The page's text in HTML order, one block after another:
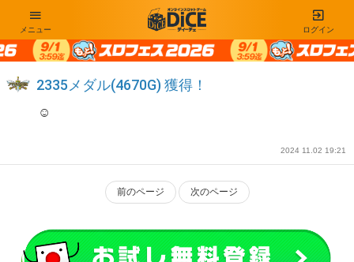
ログイン
メニュー
2335メダル(4670G) 獲得！
☺️
2024 11.02 19:21
前のページ 次のページ